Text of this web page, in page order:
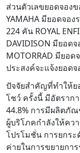
ส่วนตัวเลขยอดจอง
YAMAHA มียอดจอง
224 คัน ROYAL
DAVIDISON มียอด
MOTORRAD มียอ
ประสงค์จะแจ้งยอด
ปัจจัยสำคัญที่ทำให้ย
โชว์ ครั้งนี้ มีอัตราก
44.8% การมีผลิตภั
ผู้บริโภคกำลังให้คว
โปรโมชั่น การยกร
ค่ายในการขยายก